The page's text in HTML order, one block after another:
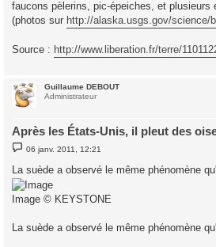
faucons pèlerins, pic-épeiches, et plusieurs
(photos sur http://alaska.usgs.gov/science/
Source : http://www.liberation.fr/terre/
Guillaume DEBOUT
Administrateur
Après les États-Unis, il pleut des
M
e
s
a
g
e
06 janv. 2011, 12:21
La suède a observé le même phénomène
Image © KEYSTONE
La suède a observé le même phénomène